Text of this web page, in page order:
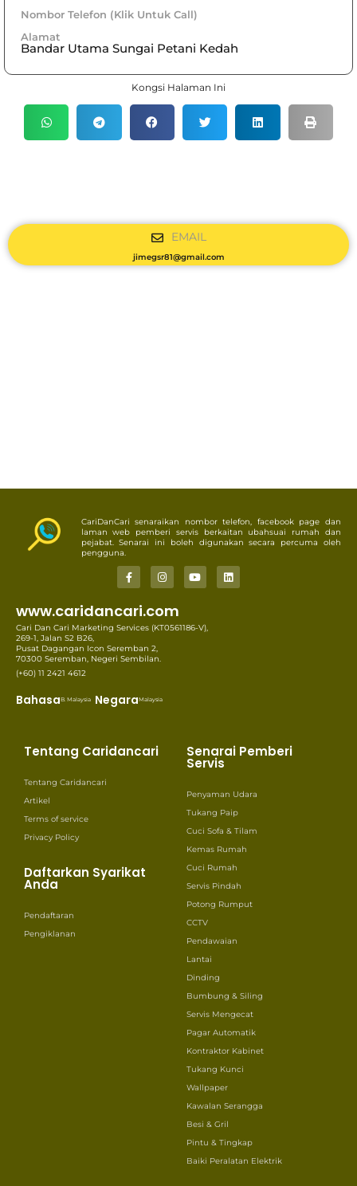
Nombor Telefon (Klik Untuk Call)
Alamat
Bandar Utama Sungai Petani Kedah
Kongsi Halaman Ini
EMAIL
jimegsr81@gmail.com
CariDanCari senaraikan nombor telefon, facebook page dan
laman web pemberi servis berkaitan ubahsuai rumah dan
pejabat. Senarai ini boleh digunakan secara percuma oleh
pengguna.
www.caridancari.com
Cari Dan Cari Marketing Services (KT0561186-V),
269-1, Jalan S2 B26,
Pusat Dagangan Icon Seremban 2,
70300 Seremban, Negeri Sembilan.
(+60) 11 2421 4612
BahasaB. Malaysia NegaraMalaysia
Tentang Caridancari
Tentang Caridancari
Artikel
Terms of service
Privacy Policy
Daftarkan Syarikat
Anda
Pendaftaran
Pengiklanan
Senarai Pemberi
Servis
Penyaman Udara
Tukang Paip
Cuci Sofa & Tilam
Kemas Rumah
Cuci Rumah
Servis Pindah
Potong Rumput
CCTV
Pendawaian
Lantai
Dinding
Bumbung & Siling
Servis Mengecat
Pagar Automatik
Kontraktor Kabinet
Tukang Kunci
Wallpaper
Kawalan Serangga
Besi & Gril
Pintu & Tingkap
Baiki Peralatan Elektrik